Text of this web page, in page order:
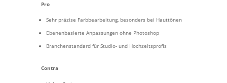
Pro
Sehr präzise Farbbearbeitung, besonders bei Hauttönen
Ebenenbasierte Anpassungen ohne Photoshop
Branchenstandard für Studio- und Hochzeitsprofis
Contra